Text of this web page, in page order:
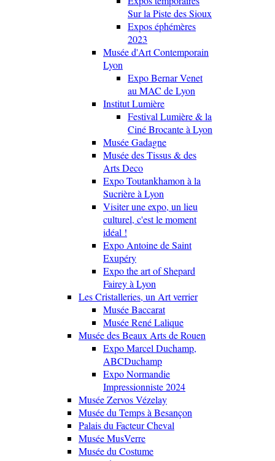
Sur la Piste des Sioux
Expos éphémères
2023
Musée d'Art Contemporain
Lyon
Expo Bernar Venet
au MAC de Lyon
Institut Lumière
Festival Lumière & la
Ciné Brocante à Lyon
Musée Gadagne
Musée des Tissus & des
Arts Deco
Expo Toutankhamon à la
Sucrière à Lyon
Visiter une expo, un lieu
culturel, c'est le moment
idéal !
Expo Antoine de Saint
Exupéry
Expo the art of Shepard
Fairey à Lyon
Les Cristalleries, un Art verrier
Musée Baccarat
Musée René Lalique
Musée des Beaux Arts de Rouen
Expo Marcel Duchamp,
ABCDuchamp
Expo Normandie
Impressionniste 2024
Musée Zervos Vézelay
Musée du Temps à Besançon
Palais du Facteur Cheval
Musée MusVerre
Musée du Costume